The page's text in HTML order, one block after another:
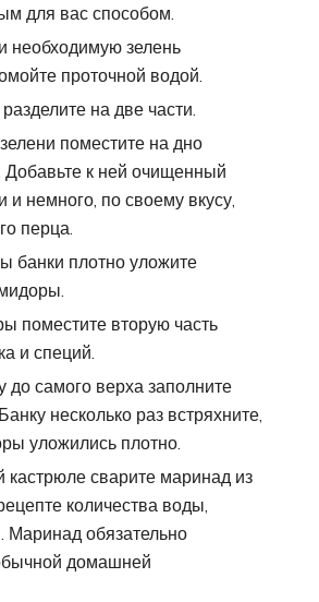
для вас способом.
необходимую зелень
проточной водой.
на две части.
поместите на дно
Добавьте к ней очищенный
и немного, по своему вкусу,
перца.
банки плотно уложите
поместите вторую часть
и специй.
до самого верха заполните
несколько раз встряхните,
уложились плотно.
кастрюле сварите маринад из
количества воды,
Маринад обязательно
домашней